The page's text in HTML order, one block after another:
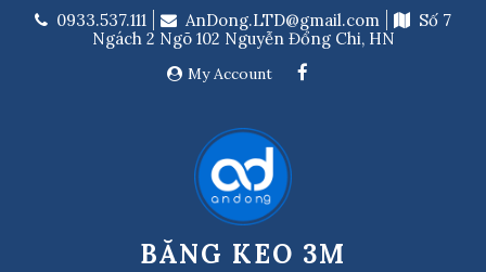
0933.537.111 AnDong.LTD@gmail.com
Số 7
Ngách 2 Ngõ 102 Nguyễn Đổng Chi, HN
My Account
BĂNG KEO 3M